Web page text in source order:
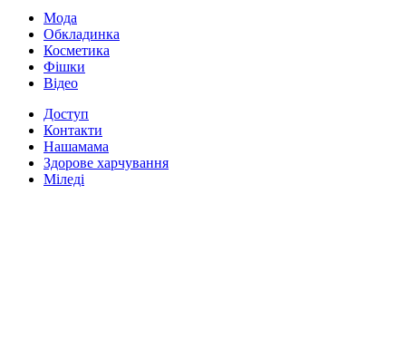
Мода
Обкладинка
Косметика
Фішки
Відео
Доступ
Контакти
Нашамама
Здорове харчування
Міледі